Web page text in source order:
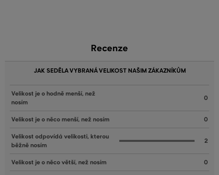
Recenze
JAK SEDĚLA VYBRANÁ VELIKOST NAŠIM ZÁKAZNÍKŮM
Velikost je o hodně menší, než
nosím
0
Velikost je o něco menší, než nosím 0
Velikost odpovídá velikosti, kterou
běžně nosím
2
Velikost je o něco větší, než nosím 0